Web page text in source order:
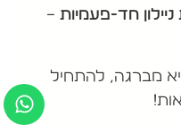
חד-פעמיות –
מברגה, להתחיל